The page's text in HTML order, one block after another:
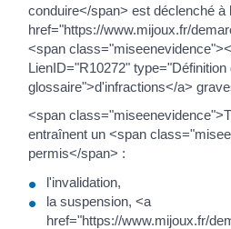
conduire</span> est déclenché à
href="https://www.mijoux.fr/
<span
LienID="R10272" type="Définition
glossaire">d'infractions</a>
<span
entraînent un <span
permis</span> :
l'invalidation,
la suspension, <a
href="https://www.mijoux.fr/